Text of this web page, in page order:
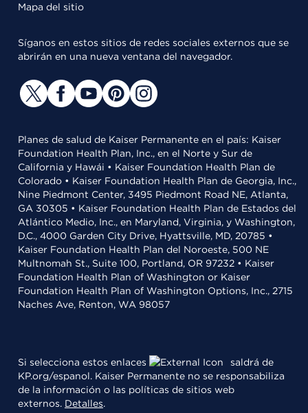
Mapa del sitio
Síganos en estos sitios de redes sociales externos que se
abrirán en una nueva ventana del navegador.
Planes de salud de Kaiser Permanente en el país: Kaiser
Foundation Health Plan, Inc., en el Norte y Sur de
California y Hawái • Kaiser Foundation Health Plan de
Colorado • Kaiser Foundation Health Plan de Georgia, Inc.,
Nine Piedmont Center, 3495 Piedmont Road NE, Atlanta,
GA 30305 • Kaiser Foundation Health Plan de Estados del
Atlántico Medio, Inc., en Maryland, Virginia, y Washington,
D.C., 4000 Garden City Drive, Hyattsville, MD, 20785 •
Kaiser Foundation Health Plan del Noroeste, 500 NE
Multnomah St., Suite 100, Portland, OR 97232 • Kaiser
Foundation Health Plan of Washington or Kaiser
Foundation Health Plan of Washington Options, Inc., 2715
Naches Ave, Renton, WA 98057
Si selecciona estos enlaces
saldrá de
KP.org/espanol. Kaiser Permanente no se responsabiliza
de la información o las políticas de sitios web
externos. Detalles.